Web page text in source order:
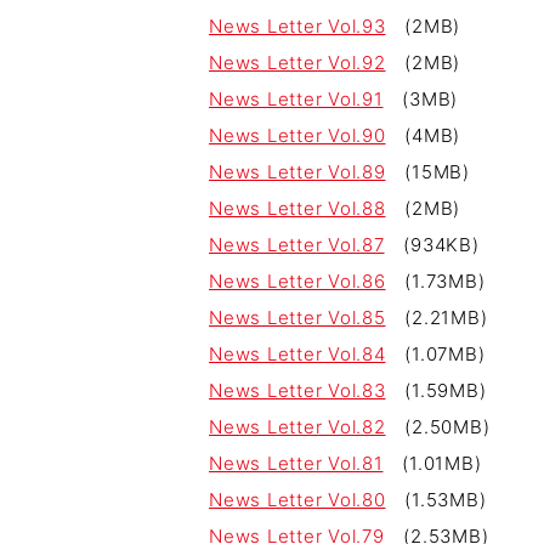
News Letter Vol.93 (2MB)
News Letter Vol.92 (2MB)
News Letter Vol.91
(3MB)
News Letter Vol.90 (4MB)
News Letter Vol.89 (15MB)
News Letter Vol.88 (2MB)
News Letter Vol.87 (934KB)
News Letter Vol.86 (1.73MB)
News Letter Vol.85 (2.21MB)
News Letter Vol.84 (1.07MB)
News Letter Vol.83 (1.59MB)
News Letter Vol.82 (2.50MB)
News Letter Vol.81
(1.01MB)
News Letter Vol.80 (1.53MB)
News Letter Vol.79 (2.53MB)